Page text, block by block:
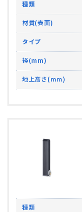
種類
材質(表面)
タイプ
径(mm)
地上高さ(mm)
種類